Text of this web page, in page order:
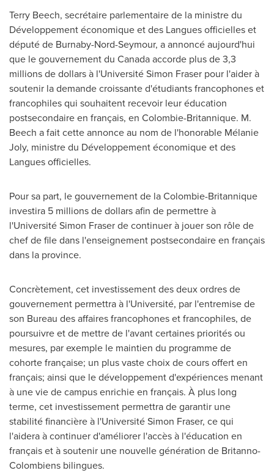
Terry Beech, secrétaire parlementaire de la ministre du
Développement économique et des Langues officielles et
député de Burnaby-Nord-Seymour, a annoncé aujourd'hui
que le gouvernement du Canadaaccorde plus de 3,3
millions de dollars à l'UniversitéSimon Fraser pour l'aider à
soutenir la demande croissante d'étudiants francophones et
francophiles qui souhaitent recevoir leur éducation
postsecondaire en français, en Colombie-Britannique. M.
Beech a fait cette annonce au nom de l'honorable Mélanie
Joly, ministre du Développement économique et des
Langues officielles.
Pour sa part, le gouvernement de la Colombie-Britannique
investira 5 millions de dollars afin de permettre à
l'UniversitéSimon Fraser decontinuer à jouer son rôle de
chef de file dans l'enseignement postsecondaire en français
dans la province.
Concrètement, cet investissement des deux ordres de
gouvernement permettra à l'Université, par l'entremise de
son Bureau des affaires francophones et francophiles, de
poursuivre et de mettre de l'avant certaines priorités ou
mesures, par exemple le maintien du programme de
cohorte française; un plus vaste choix de cours offert en
français; ainsi que le développement d'expériences menant
à une vie de campus enrichie en français. À plus long
terme, cet investissement permettra de garantir une
stabilité financière à l'UniversitéSimon Fraser, ce qui
l'aidera à continuer d'améliorer l'accès à l'éducation en
français et à soutenir une nouvelle génération de Britanno-
Colombiens bilingues.